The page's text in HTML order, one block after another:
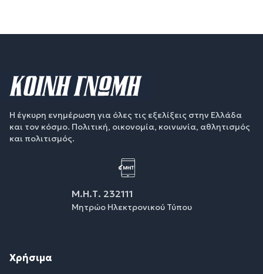
Η έγκυρη ενημέρωση για όλες τις εξελίξεις στην Ελλάδα
και τον κόσμο. Πολιτική, οικονομία, κοινωνία, αθλητισμός
και πολιτισμός.
Μ.Η.Τ. 232111
Μητρώο Ηλεκτρονικού Τύπου
Χρήσιμα